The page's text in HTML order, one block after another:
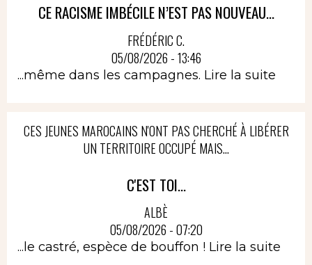
CE RACISME IMBÉCILE N’EST PAS NOUVEAU...
FRÉDÉRIC C.
05/08/2026 - 13:46
...même dans les campagnes. Lire la suite
CES JEUNES MAROCAINS N'ONT PAS CHERCHÉ À LIBÉRER
UN TERRITOIRE OCCUPÉ MAIS...
C'EST TOI...
ALBÈ
05/08/2026 - 07:20
...le castré, espèce de bouffon ! Lire la suite